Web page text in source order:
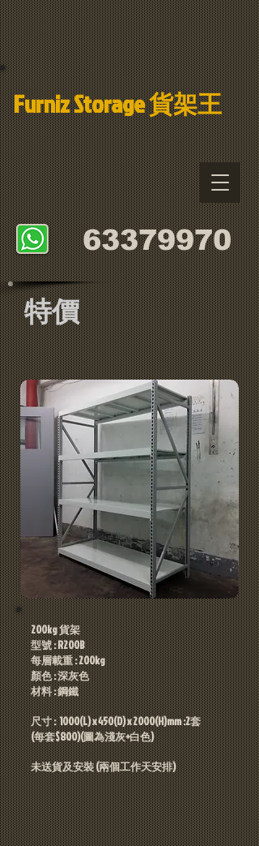
Furniz Storage 貨架王
​63379970
​特價
200kg 貨架
型號 : R200B
每層載重 : 200kg
顏色 : 深灰色
材料 : 鋼鐵
尺寸 : 1000(L) x 450(D) x 2000(H)mm :2套
(每套$800)(圖為淺灰+白色)
​未送貨及安裝 (兩個工作天安排)​​​